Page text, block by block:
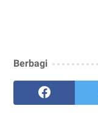
Berbagi